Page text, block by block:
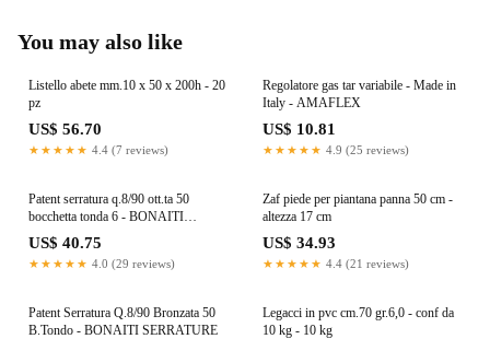
You may also like
Listello abete mm.10 x 50 x 200h - 20
pz
US$ 56.70
★★★★★ 4.4 (7 reviews)
Regolatore gas tar variabile - Made in
Italy - AMAFLEX
US$ 10.81
★★★★★ 4.9 (25 reviews)
Patent serratura q.8/90 ott.ta 50
bocchetta tonda 6 - BONAITI
SERRATURE
US$ 40.75
★★★★★ 4.0 (29 reviews)
Zaf piede per piantana panna 50 cm -
altezza 17 cm
US$ 34.93
★★★★★ 4.4 (21 reviews)
Patent Serratura Q.8/90 Bronzata 50
B.Tondo - BONAITI SERRATURE
Legacci in pvc cm.70 gr.6,0 - conf da
10 kg - 10 kg